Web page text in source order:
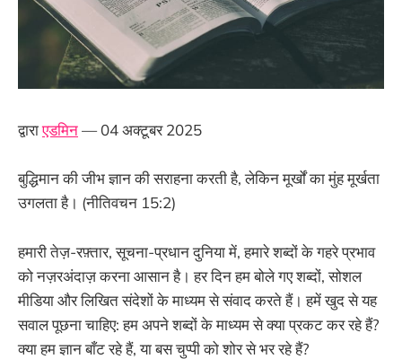
द्वाराएडमिन— 04 अक्टूबर 2025
बुद्धिमान की जीभ ज्ञान की सराहना करती है, लेकिन मूर्खों का मुंह मूर्खता
उगलता है। (नीतिवचन 15:2)
हमारी तेज़-रफ़्तार, सूचना-प्रधान दुनिया में, हमारे शब्दों के गहरे प्रभाव
को नज़रअंदाज़ करना आसान है। हर दिन हम बोले गए शब्दों, सोशल
मीडिया और लिखित संदेशों के माध्यम से संवाद करते हैं। हमें खुद से यह
सवाल पूछना चाहिए: हम अपने शब्दों के माध्यम से क्या प्रकट कर रहे हैं?
क्या हम ज्ञान बाँट रहे हैं, या बस चुप्पी को शोर से भर रहे हैं?